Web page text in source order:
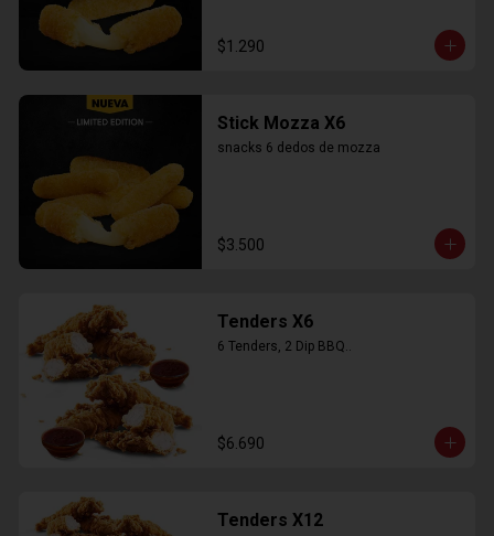
$1.290
Stick Mozza X6
snacks 6 dedos de mozza
$3.500
Tenders X6
6 Tenders, 2 Dip BBQ..
$6.690
Tenders X12